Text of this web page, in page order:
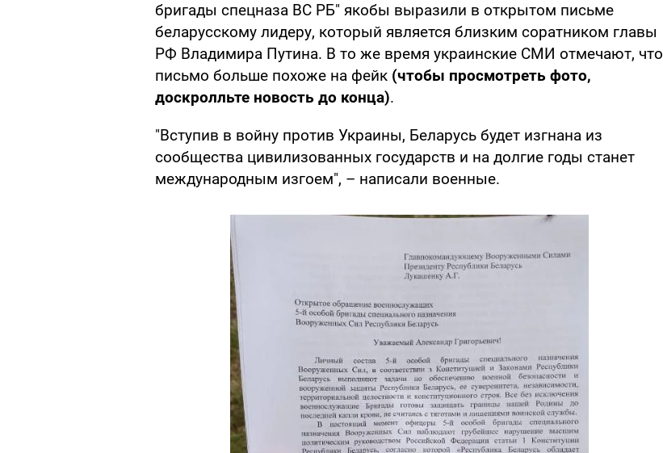
бригады спецназа ВС РБ" якобы выразили в открытом письме
беларусскому лидеру, который является близким соратником главы
РФ Владимира Путина. В то же время украинские СМИ отмечают, что
письмо больше похоже на фейк (чтобы просмотреть фото,
доскролльте новость до конца).
"Вступив в войну против Украины, Беларусь будет изгнана из
сообщества цивилизованных государств и на долгие годы станет
международным изгоем", – написали военные.